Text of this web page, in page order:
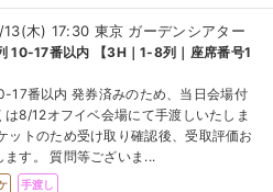
木) 17:30 東京 ガーデンシアター
10-17番以内 【3H｜1-8列｜座席番号1
17番以内 発券済みのため、当日会場付
は8/12オフイベ会場にて手渡しいたしま
ットのため受け取り確認後、受取評価お
ます。 質問等ございま...
手渡し